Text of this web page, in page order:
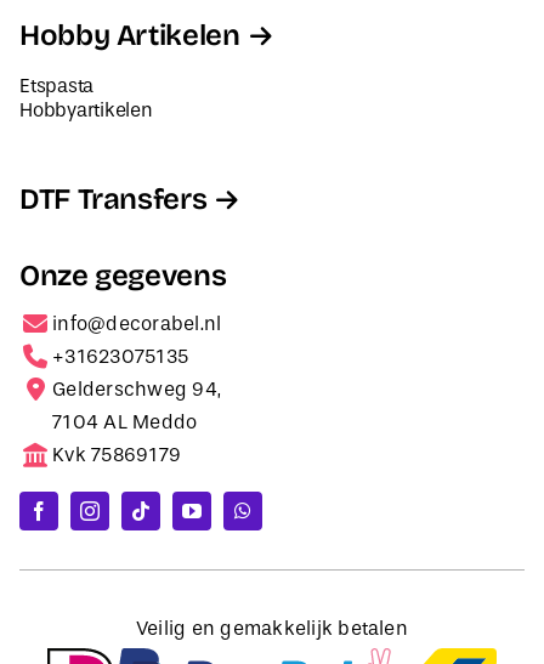
Hobby Artikelen
Etspasta
Hobbyartikelen
DTF Transfers
Onze gegevens
info@decorabel.nl
+31623075135
Gelderschweg 94,
7104 AL Meddo
Kvk 75869179
Veilig en gemakkelijk betalen